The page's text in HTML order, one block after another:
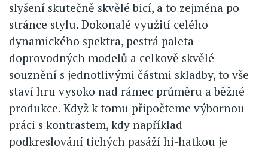
slyšení skutečně skvělé bicí, a to zejména po
stránce stylu. Dokonalé využití celého
dynamického spektra, pestrá paleta
doprovodných modelů a celkově skvělé
souznění s jednotlivými částmi skladby, to vše
staví hru vysoko nad rámec průměru a běžné
produkce. Když k tomu připočteme výbornou
práci s kontrastem, kdy například
podkreslování tichých pasáží hi-hatkou je